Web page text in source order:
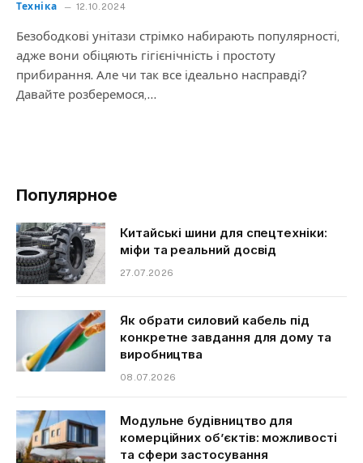
Техніка 12.10.2024
Безободкові унітази стрімко набирають популярності,
адже вони обіцяють гігієнічність і простоту
прибирання. Але чи так все ідеально насправді?
Давайте розберемося,…
Популярное
Китайські шини для спецтехніки:
міфи та реальний досвід
27.07.2026
Як обрати силовий кабель під
конкретне завдання для дому та
виробництва
08.07.2026
Модульне будівництво для
комерційних об’єктів: можливості
та сфери застосування